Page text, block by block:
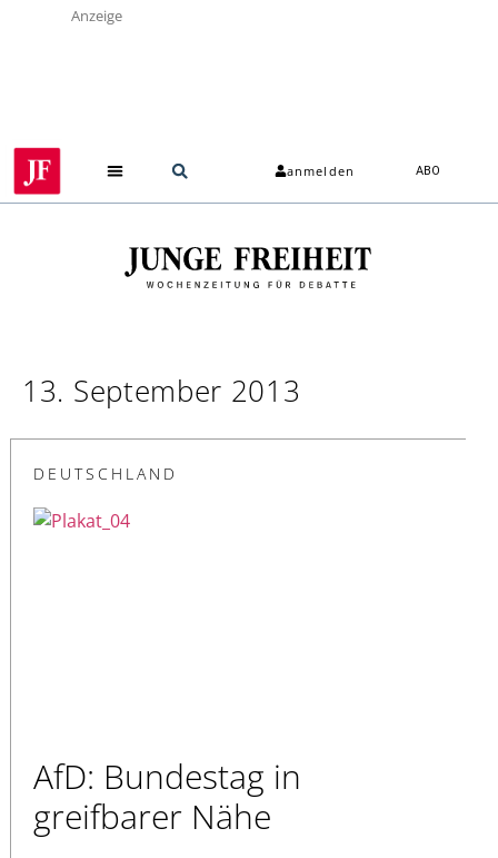
Anzeige
anmelden ABO
13. September 2013
DEUTSCHLAND
AfD: Bundestag in
greifbarer Nähe